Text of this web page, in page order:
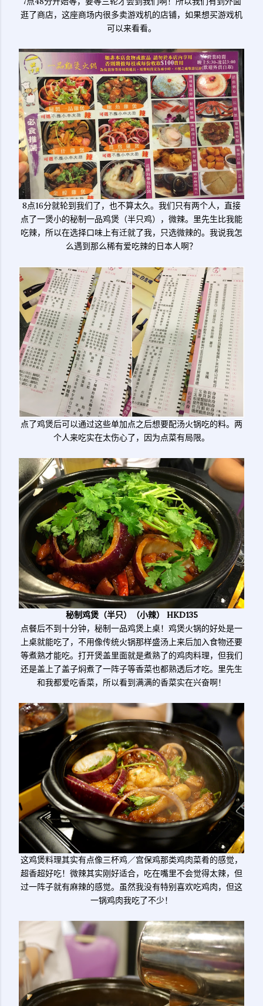
逛了商店，这座商场内很多卖游戏机的店铺，如果想买游戏机
可以来看看。
8点16分就轮到我们了，也不算太久。我们只有两个人，直接
点了一煲小的秘制一品鸡煲（半只鸡），微辣。里先生比我能
吃辣，所以在选择口味上有迁就了我，只选微辣的。我说我怎
么遇到那么稀有爱吃辣的日本人啊？
点了鸡煲后可以通过这些单加点之后想要配汤火锅吃的料。两
个人来吃实在太伤心了，因为点菜有局限。
秘制鸡煲（半只）（小辣） HKD135
点餐后不到十分钟，秘制一品鸡煲上桌！鸡煲火锅的好处是一
上桌就能吃了，不用像传统火锅那样盛汤上来后加入食物还要
等煮熟才能吃。打开煲盖里面就是煮熟了的鸡肉料理，但我们
还是盖上了盖子焖煮了一阵子等香菜也都熟透后才吃。里先生
和我都爱吃香菜，所以看到满满的香菜实在兴奋啊！
这鸡煲料理其实有点像三杯鸡／宫保鸡那类鸡肉菜肴的感觉，
超香超好吃！微辣其实刚好适合，吃在嘴里不会觉得太辣，但
过一阵子就有麻辣的感觉。虽然我没有特别喜欢吃鸡肉，但这
一锅鸡肉我吃了不少！